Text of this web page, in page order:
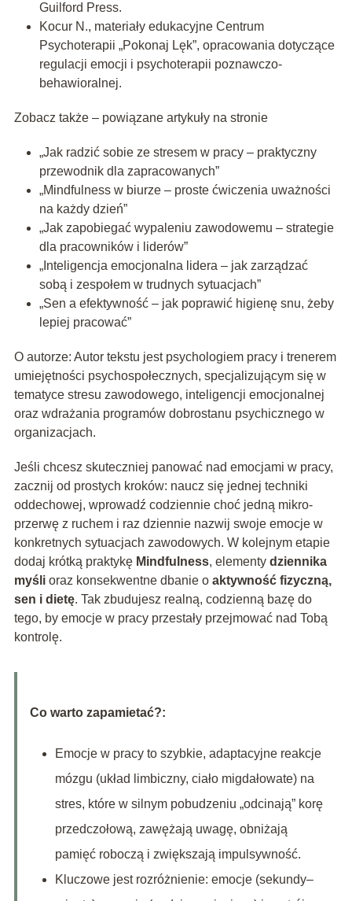
Guilford Press.
Kocur N., materiały edukacyjne Centrum
Psychoterapii „Pokonaj Lęk”, opracowania dotyczące
regulacji emocji i psychoterapii poznawczo-
behawioralnej.
Zobacz także – powiązane artykuły na stronie
„Jak radzić sobie ze stresem w pracy – praktyczny
przewodnik dla zapracowanych”
„Mindfulness w biurze – proste ćwiczenia uważności
na każdy dzień”
„Jak zapobiegać wypaleniu zawodowemu – strategie
dla pracowników i liderów”
„Inteligencja emocjonalna lidera – jak zarządzać
sobą i zespołem w trudnych sytuacjach”
„Sen a efektywność – jak poprawić higienę snu, żeby
lepiej pracować”
O autorze: Autor tekstu jest psychologiem pracy i trenerem
umiejętności psychospołecznych, specjalizującym się w
tematyce stresu zawodowego, inteligencji emocjonalnej
oraz wdrażania programów dobrostanu psychicznego w
organizacjach.
Jeśli chcesz skuteczniej panować nad emocjami w pracy,
zacznij od prostych kroków: naucz się jednej techniki
oddechowej, wprowadź codziennie choć jedną mikro-
przerwę z ruchem i raz dziennie nazwij swoje emocje w
konkretnych sytuacjach zawodowych. W kolejnym etapie
dodaj krótką praktykę Mindfulness, elementy dziennika
myślioraz konsekwentne dbanie o aktywność fizyczną,
sen i dietę. Tak zbudujesz realną, codzienną bazę do
tego, by emocje w pracy przestały przejmować nad Tobą
kontrolę.
Co warto zapamietać?:
Emocje w pracy to szybkie, adaptacyjne reakcje
mózgu (układ limbiczny, ciało migdałowate) na
stres, które w silnym pobudzeniu „odcinają” korę
przedczołową, zawężają uwagę, obniżają
pamięć roboczą i zwiększają impulsywność.
Kluczowe jest rozróżnienie: emocje (sekundy–